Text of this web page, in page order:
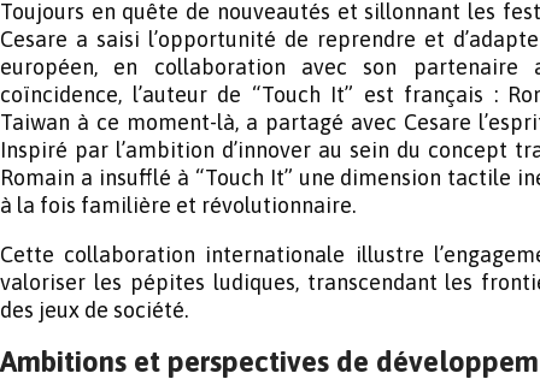
Toujours en quête de nouveautés et sillonnant les
Cesare a saisi l’opportunité de reprendre et
européen, en collaboration avec son partenaire
coïncidence, l’auteur de “Touch It” est français :
Taiwan à ce moment-là, a partagé avec Cesare
Inspiré par l’ambition d’innover au sein du concept
Romain a insufflé à “Touch It” une dimension tactile
à la fois familière et révolutionnaire.
Cette collaboration internationale illustre
valoriser les pépites ludiques, transcendant les
des jeux de société.
Ambitions et perspectives de